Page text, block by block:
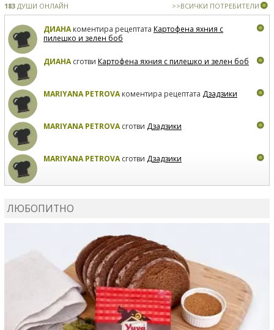
183 ДУШИ ОНЛАЙН >>ВСИЧКИ ПОТРЕБИТЕЛИ
ДИАНАкоментира рецептата Картофена яхния с
пилешко и зелен боб
ДИАНАсготви Картофена яхния с пилешко и зелен боб
MARIYANA PETROVAкоментира рецептата Дзадзики
MARIYANA PETROVAсготви Дзадзики
MARIYANA PETROVAсготви Дзадзики
ЛЮБОПИТНО